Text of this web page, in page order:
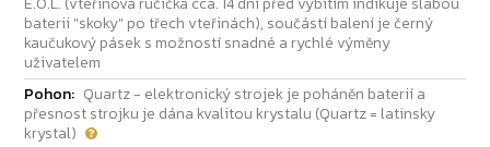
baterii "skoky" po třech vteřinách), součástí balení je černý
kaučukový pásek s možností snadné a rychlé výměny
uživatelem
Pohon: Quartz - elektronický strojek je poháněn baterií a
přesnost strojku je dána kvalitou krystalu (Quartz = latinsky
krystal)